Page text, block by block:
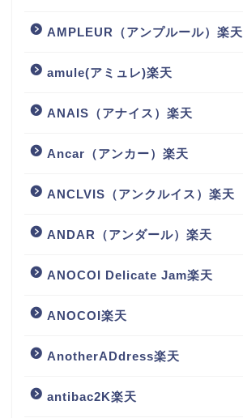
AMPLEUR（アンプルール）楽天
amule(アミュレ)楽天
ANAIS（アナイス）楽天
Ancar（アンカー）楽天
ANCLVIS（アンクルイス）楽天
ANDAR（アンダール）楽天
ANOCOI Delicate Jam楽天
ANOCOI楽天
AnotherADdress楽天
antibac2K楽天